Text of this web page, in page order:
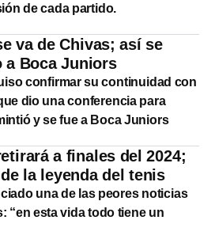
de cada partido.
va de Chivas; así se
a Boca Juniors
confirmar su continuidad con
dio una conferencia para
y se fue a Boca Juniors
a finales del 2024;
la leyenda del tenis
una de las peores noticias
“en esta vida todo tiene un